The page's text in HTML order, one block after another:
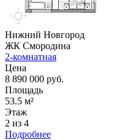
Нижний Новгород
ЖК Смородина
2-комнатная
Цена
8 890 000 руб.
Площадь
53.5 м²
Этаж
2 из 4
Подробнее